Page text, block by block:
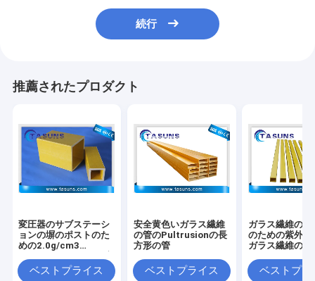
続行
推薦されたプロダクト
変圧器のサブステーシ
ョンの塀のポストのた
めの2.0g/cm3
形の管
ベストプライス
安全黄色いガラス繊維
の管のPultrusionの長
方形の管
ベストプライス
ガラス繊維の十
のための紫外線
ガラス繊維の長
ベストプラ